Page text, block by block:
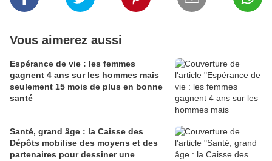
Vous aimerez aussi
Espérance de vie : les femmes
gagnent 4 ans sur les hommes mais
seulement 15 mois de plus en bonne
santé
Santé, grand âge : la Caisse des
Dépôts mobilise des moyens et des
partenaires pour dessiner une